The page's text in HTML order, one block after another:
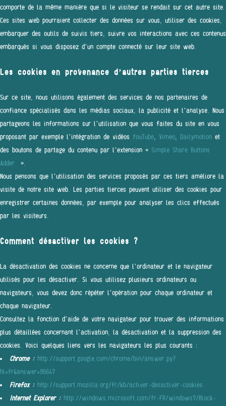
comporte de la même manière que si le visiteur se rendait sur cet autre site.
Ces sites web pourraient collecter des données sur vous, utiliser des cookies,
embarquer des outils de suivis tiers, suivre vos interactions avec ces contenus
embarqués si vous disposez d’un compte connecté sur leur site web.
Les cookies en provenance d’autres parties tierces
Sur ce site, nous utilisons également des services de nos partenaires de
confiance spécialisés dans les médias sociaux, la publicité et l’analyse. Nous
partageons les informations sur l’utilisation que vous faites du site en vous
proposant par exemple l’intégration de vidéos YouTube, Vimeo, Dailymotion et
des boutons de partage du contenu par l’extension « Simple Share Buttons
Adder
».
Nous pensons que l’utilisation des services proposés par ces tiers améliore la
visite de notre site web. Les parties tierces peuvent utiliser des cookies pour
enregistrer certaines données, par exemple pour analyser les clics effectués
par les visiteurs.
Comment désactiver les cookies ?
La désactivation des cookies ne concerne que l’ordinateur et le navigateur
utilisés pour les désactiver. Si vous utilisez plusieurs ordinateurs ou
navigateurs, vous devez donc répéter l’opération pour chaque ordinateur et
chaque navigateur.
Consultez la fonction d’aide de votre navigateur pour trouver des informations
plus détaillées concernant l’activation, la désactivation et la suppression des
cookies. Voici quelques liens vers les navigateurs les plus courants :
Chrome : http://support.google.com/chrome/bin/answer.py?
hl=fr&answer=95647
Firefox : http://support.mozilla.org/fr/kb/activer-desactiver-cookies
Internet Explorer : http://windows.microsoft.com/fr-FR/windows7/Block-